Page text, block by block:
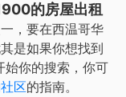
的房屋出租
，要在西温哥华
是如果你想找到
始你的搜索，你可
区的指南。